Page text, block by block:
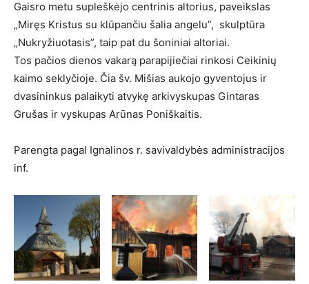
Gaisro metu supleškėjo centrinis altorius, paveikslas
„Miręs Kristus su klūpančiu šalia angelu”, skulptūra
„Nukryžiuotasis”, taip pat du šoniniai altoriai.
Tos pačios dienos vakarą parapijiečiai rinkosi Ceikinių
kaimo seklyčioje. Čia šv. Mišias aukojo gyventojus ir
dvasininkus palaikyti atvykę arkivyskupas Gintaras
Grušas ir vyskupas Arūnas Poniškaitis.
Parengta pagal Ignalinos r. savivaldybės administracijos
inf.